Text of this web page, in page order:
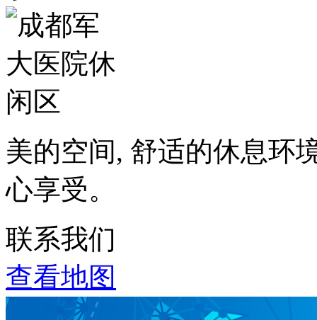
美的空间, 舒适的休息环
心享受。
联系我们
查看地图